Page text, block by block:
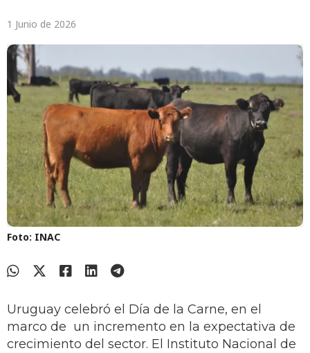
1 Junio de 2026
Foto: INAC
Uruguay celebró el Día de la Carne, en el
marco de un incremento en la expectativa de
crecimiento del sector. El Instituto Nacional de